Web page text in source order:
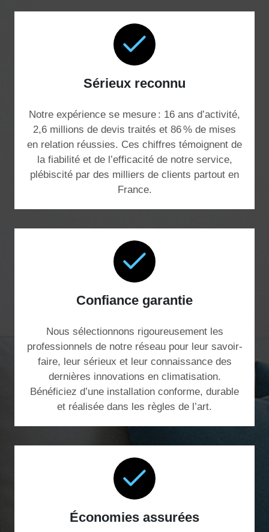
Sérieux reconnu
Notre expérience se mesure : 16 ans d’activité,
2,6 millions de devis traités et 86 % de mises
en relation réussies. Ces chiffres témoignent de
la fiabilité et de l’efficacité de notre service,
plébiscité par des milliers de clients partout en
France.
Confiance garantie
Nous sélectionnons rigoureusement les
professionnels de notre réseau pour leur savoir-
faire, leur sérieux et leur connaissance des
dernières innovations en climatisation.
Bénéficiez d’une installation conforme, durable
et réalisée dans les règles de l’art.
Économies assurées